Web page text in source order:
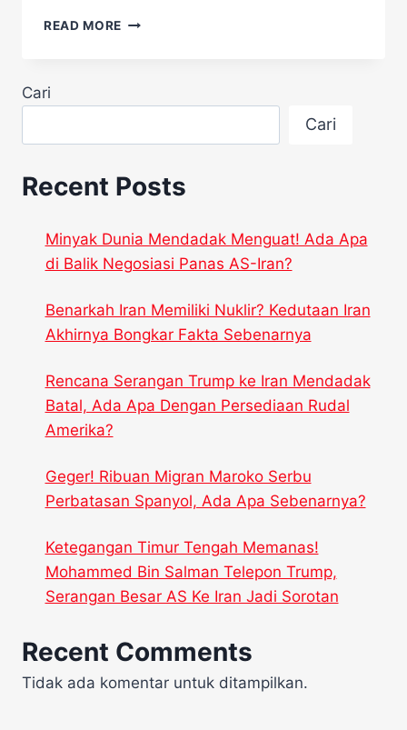
READ MORE CUT
AKUI
MENYESAL
Cari
Cari
Recent Posts
Minyak Dunia Mendadak Menguat! Ada Apa
di Balik Negosiasi Panas AS-Iran?
Benarkah Iran Memiliki Nuklir? Kedutaan Iran
Akhirnya Bongkar Fakta Sebenarnya
Rencana Serangan Trump ke Iran Mendadak
Batal, Ada Apa Dengan Persediaan Rudal
Amerika?
Geger! Ribuan Migran Maroko Serbu
Perbatasan Spanyol, Ada Apa Sebenarnya?
Ketegangan Timur Tengah Memanas!
Mohammed Bin Salman Telepon Trump,
Serangan Besar AS Ke Iran Jadi Sorotan
Recent Comments
Tidak ada komentar untuk ditampilkan.